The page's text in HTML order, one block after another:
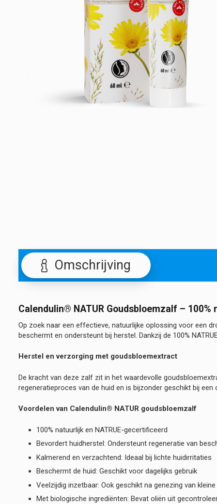
Omschrijving
Calendulin® NATUR Goudsbloemzalf –
Op zoek naar een effectieve, natuurlijke oplossing voor een
beschermt en ondersteunt bij herstel. Dankzij de 100%
Herstel en verzorging met goudsbloemextract
De kracht van deze zalf zit in het waardevolle
regeneratieproces van de huid en is bijzonder geschikt bij
Voordelen van Calendulin® NATUR goudsbloemzalf
100% natuurlijk en NATRUE-gecertificeerd
Bevordert huidherstel: Ondersteunt regeneratie van
Kalmerend en verzachtend: Ideaal bij lichte huidirritaties
Beschermt de huid: Geschikt voor dagelijks gebruik
Veelzijdig inzetbaar: Ook geschikt na genezing van
Met biologische ingrediënten: Bevat oliën uit